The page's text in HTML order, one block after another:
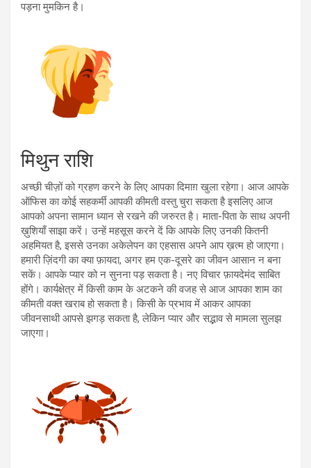
पड़ना मुमकिन है।
मिथुन राशि
अच्छी चीज़ों को ग्रहण करने के लिए आपका दिमाग़ खुला रहेगा। आज आपके
ऑफिस का कोई सहकर्मी आपकी कीमती वस्तु चुरा सकता है इसलिए आज
आपको अपना सामान ध्यान से रखने की जरुरत है। माता-पिता के साथ अपनी
ख़ुशियाँ साझा करें। उन्हें महसूस करने दें कि आपके लिए उनकी कितनी
अहमियत है, इससे उनका अकेलेपन का एहसास अपने आप ख़त्म हो जाएगा।
हमारी ज़िंदगी का क्या फ़ायदा, अगर हम एक-दूसरे का जीवन आसान न बना
सकें। आपके प्यार को न सुनना पड़ सकता है। नए विचार फ़ायदेमंद साबित
होंगे। कार्यक्षेत्र में किसी काम के अटकने की वजह से आज आपका शाम का
कीमती वक्त खराब हो सकता है। किसी के प्रभाव में आकर आपका
जीवनसाथी आपसे झगड़ सकता है, लेकिन प्यार और सद्भाव से मामला सुलझ
जाएगा।